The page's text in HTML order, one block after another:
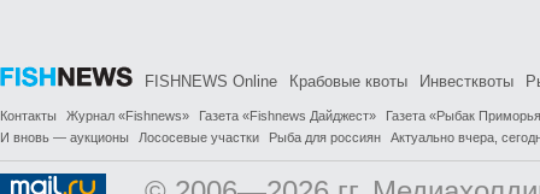
FISHNEWS Online Крабовые квоты Инвестквоты
Контакты Журнал «Fishnews» Газета «Fishnews Дайджест»
Газета «Рыбак
И вновь — аукционы
Лососевые участки Рыба для россиян Актуально вчера,